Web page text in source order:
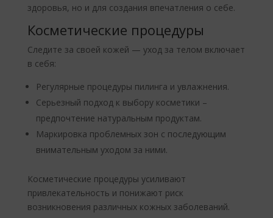
здоровья, но и для создания впечатления о себе.
Косметические процедуры
Следите за своей кожей — уход за телом включает
в себя:
Регулярные процедуры пилинга и увлажнения.
Серьезный подход к выбору косметики –
предпочтение натуральным продуктам.
Маркировка проблемных зон с последующим
внимательным уходом за ними.
Косметические процедуры усиливают
привлекательность и понижают риск
возникновения различных кожных заболеваний.